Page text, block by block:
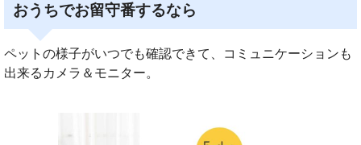
おうちでお留守番するなら
ペットの様子がいつでも確認できて、コミュニケーションも
出来るカメラ＆モニター。